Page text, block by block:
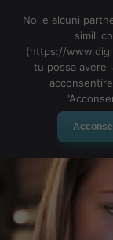
Noi e alcuni
simili
(https://
tu possa avere